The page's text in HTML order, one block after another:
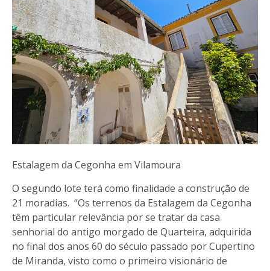
Estalagem da Cegonha em Vilamoura
O segundo lote terá como finalidade a construção de
21 moradias. “Os terrenos da Estalagem da Cegonha
têm particular relevância por se tratar da casa
senhorial do antigo morgado de Quarteira, adquirida
no final dos anos 60 do século passado por Cupertino
de Miranda, visto como o primeiro visionário de